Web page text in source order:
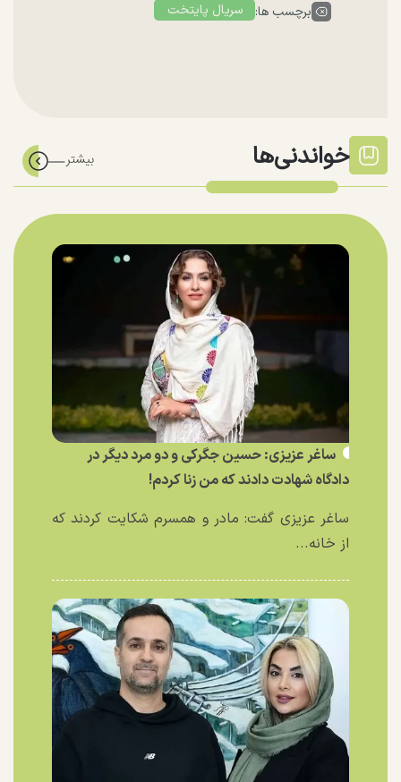
برچسب ها: سریال پایتخت
خواندنی‌ها
ساغر عزیزی: حسین جگرکی و دو مرد دیگر در
دادگاه شهادت دادند که من زنا کردم!
ساغر عزیزی گفت: مادر و همسرم شکایت کردند که
از خانه...